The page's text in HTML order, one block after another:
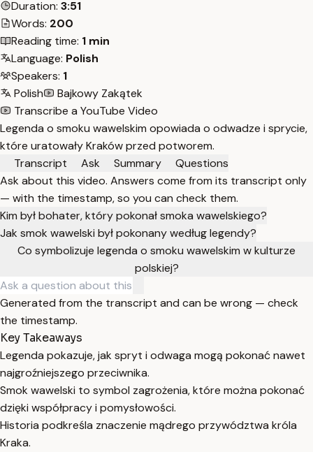
Duration: 3:51
Words: 200
Reading time: 1 min
Language: Polish
Speakers: 1
Polish
Bajkowy Zakątek
Transcribe a YouTube Video
Legenda o smoku wawelskim opowiada o odwadze i sprycie,
które uratowały Kraków przed potworem.
Transcript
Ask Summary
Questions
Ask about this video. Answers come from its transcript only
— with the timestamp, so you can check them.
Kim był bohater, który pokonał smoka wawelskiego?
Jak smok wawelski był pokonany według legendy?
Co symbolizuje legenda o smoku wawelskim w kulturze
polskiej?
Generated from the transcript and can be wrong — check
the timestamp.
Key Takeaways
Legenda pokazuje, jak spryt i odwaga mogą pokonać nawet
najgroźniejszego przeciwnika.
Smok wawelski to symbol zagrożenia, które można pokonać
dzięki współpracy i pomysłowości.
Historia podkreśla znaczenie mądrego przywództwa króla
Kraka.